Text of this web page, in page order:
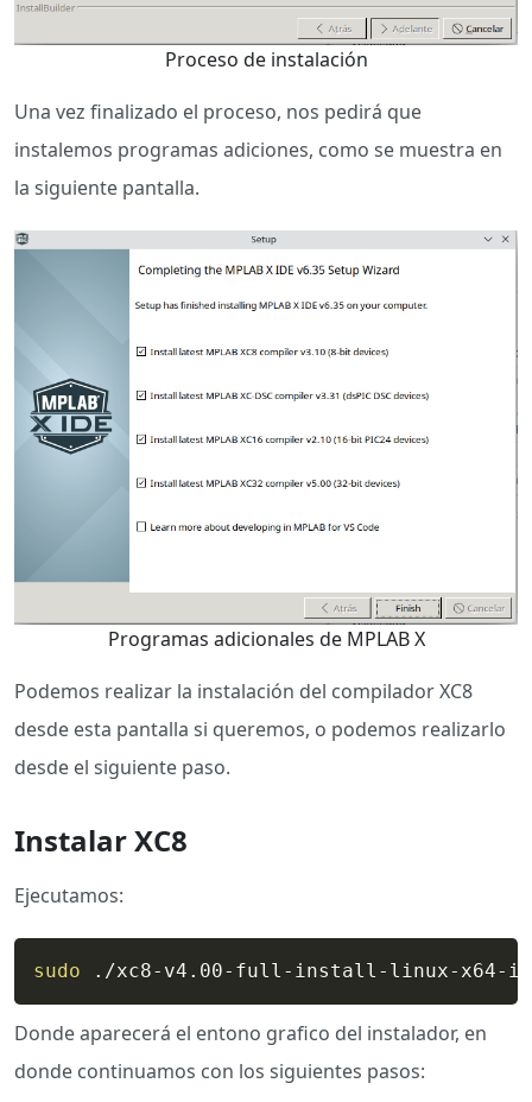
Proceso de instalación
Una vez finalizado el proceso, nos pedirá que
instalemos programas adiciones, como se muestra en
la siguiente pantalla.
Programas adicionales de MPLAB X
Podemos realizar la instalación del compilador XC8
desde esta pantalla si queremos, o podemos realizarlo
desde el siguiente paso.
Instalar XC8
Ejecutamos:
sudo ./xc8-v4.00-full-install-linux-x64-
Donde aparecerá el entono grafico del instalador, en
donde continuamos con los siguientes pasos: